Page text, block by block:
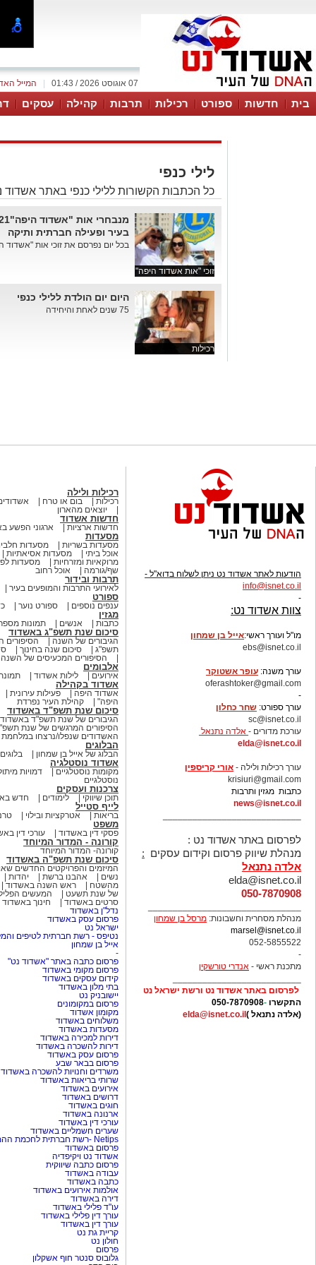
המייל 07 אוגוסט 2026 / 01:43
בית חדשות ספורט רכילות תרבות קהילה עסקים
לילי כנפי
כל הכתבות הקשורות ללילי כנפי באתר אשדוד
זוכי "אות אשדוד היפה"
בעיר ופעילה חברתית ותיקה
בכל יום נפרסם את זוכי אות "אשדוד היפה 2021" של אתר אשדוד
רכילות
היום יום הולדת ללילי כנפי
75 שנים לאחת והיחידה
הודעות לאתר אשדוד נט ניתן לשלוח בדוא"ל -
info@isnet.co.i
-
צוות אשדוד נט:
מו"ל ועורך ראשי:אייל בן שמחון
ebs@isnet.co.il
עורך משנה: עופר אשטוקר
oferashtoker@gmail.com
-
עורך ספורט: שחר כחלון
sc@isnet.co.il
עורכת מדורים - אלדה נתנאל
elda@isnet.co.il
עורך רכילות ולילה - אורי קריספין
krisiuri@gmail.com
כתבות מגזין ותרבות
news@isnet.co.il
לפרסום באתר אשדוד נט :
מנהלת שיווק פרסום וקידום עסקים :
אלדה נתנאל
elda@isnet.co.il
050-7870908
מנהלת מסחרית וחשבונות: מרסל בן שמחון
marsel@isnet.co.il
052-5855522
-
מתכנת ראשי - אנדרי טורשקין
לפרסום באתר אשדוד נט ורשת ישראל נט
התקשרו -
050-7870908
(אלדה נתנאל ) elda@isnet.co.il
רכילות ולילה
רכילות בום או טרח
יוצאים מהארון
חדשות אשדוד
חדשות ארציות ארגוני הפשע
מסעדות
מסעדות בשריות
מסעדות
אוכל ביתי
מסעדות אסיאתיות
מרוקאיות ומזרחיות
מסעדות
שף/גורמה
אוכל רחוב
תרבות ובידור
לאירועי התרבות והמופעים בעיר
ספורט
ענפים נוספים ספורט נוער
מגזין
כתבות אנשים תמונות
סיכום שנת תשפ"ג באשדוד
הגיבורים של השנה
תשפ"ג
סיכום שנה בחינוך
הסיפורים המכעיסים של השנה
אלבומים
אירועים לילות אשדוד
אשדוד בקהילה
אשדוד היפה
פעילות עירונית
היפה"
קהילת העיר נפרדת
סיכום שנת תשפ"ד באשדוד
הגיבורים של שנת תשפ"ד
הסיפורים המרגשים של שנת
האשדודים שנפלו/נרצחו במלחמת
הבלוגים
הבלוג של אייל בן שמחון
אשדוד נוסטלגיה
מקומות נוסטלגיים
דמויות
נוסטלגיים
צרכנות ועסקים
תוכן שיווקי לימודים חדש
לייף סטייל
בריאות אטרקציות ובילוי
משפט
פסקי דין באשדוד עורכי דין
קורונה - המדור המיוחד
קורונה- המדור המיוחד
סיכום שנת תשפ"ה באשדוד
המיזמים והפרויקטים החדשים
נשים
אהבנו ברשת
יהדות
מהשטח
ראש השנה באשדוד
של שנת תשעט
המעשים
סרטים באשדוד
חינוך באשדוד
נדל"ן באשדוד
פרסום עסק באשדוד
ישראל נט
נטיפס - רשת חברתית לטיפים
אייל בן שמחון
-
פרסום כתבה באתר "אשדוד נט"
פרסום מקומי באשדוד
קידום עסקים באשדוד
בתי מלון באשדוד
יישובניק נט
פרסום במקומונים
מקומון אשדוד
משלוחים באשדוד
מסעדות באשדוד
דירות למכירה באשדוד
דירות להשכרה באשדוד
פרסום עסק באשדוד
פרסום בבאר שבע
משרדים וחנויות להשכרה באשדוד
שרותי בריאות באשדוד
אירועים באשדוד
דרושים באשדוד
חוגים באשדוד
ארנונה באשדוד
עורכי דין באשדוד
שערים חשמליים באשדוד
Netips -רשת חברתית לחכמת ההמונים
פרסום באשדוד
אשדוד נט ויקיפדיה
פרסום כתבה שיווקית
עבודה באשדוד
כתבה באשדוד
אולמות אירועים באשדוד
דירה באשדוד
עו"ד פלילי באשדוד
עורך דין פלילי באשדוד
עורך דין באשדוד
קריית גת נט
חולון נט
פרסום
גלובוס סנטר חוף אשקלון